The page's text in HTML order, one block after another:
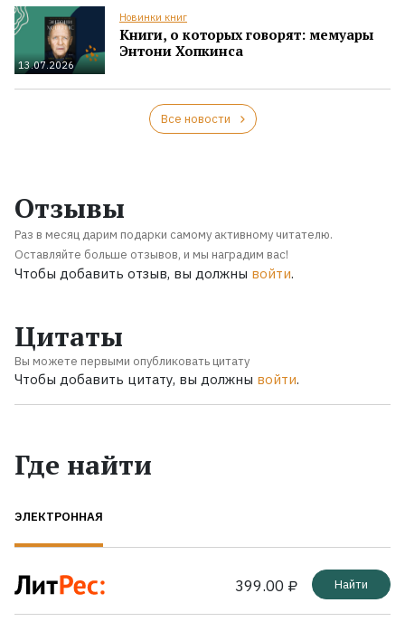
13.07.2026
Новинки книг
Книги, о которых говорят: мемуары
Энтони Хопкинса
Все новости
Отзывы
Раз в месяц дарим подарки самому активному читателю.
Оставляйте больше отзывов, и мы наградим вас!
Чтобы добавить отзыв, вы должны войти.
Цитаты
Вы можете первыми опубликовать цитату
Чтобы добавить цитату, вы должны войти.
Где найти
ЭЛЕКТРОННАЯ
399.00 ₽ Найти